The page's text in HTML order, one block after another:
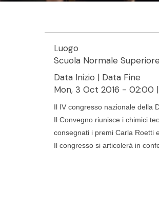
Luogo
Scuola Normale
Data Inizio | Data Fine
Mon, 3 Oct 2016 - 02:00 |
Il IV congresso nazionale della
Il Convegno riunisce i chimici
consegnati i premi Carla Roetti
Il congresso si articolerà in